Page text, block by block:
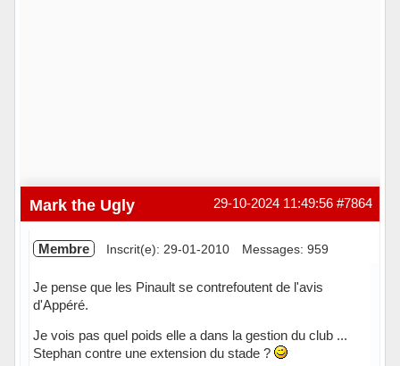
#7864
29-10-2024 11:49:56
Mark the Ugly
Membre Inscrit(e): 29-01-2010 Messages: 959
Je pense que les Pinault se contrefoutent de l'avis
d'Appéré.
Je vois pas quel poids elle a dans la gestion du club ...
Stephan contre une extension du stade ?